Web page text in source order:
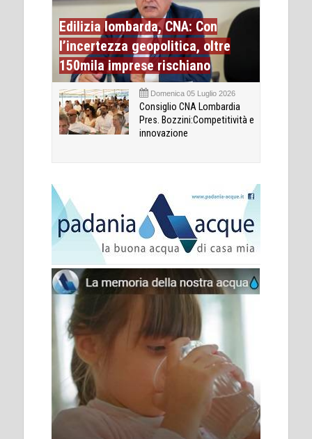
Edilizia lombarda, CNA: Con
l’incertezza geopolitica, oltre
150mila imprese rischiano
Domenica 05 Luglio 2026
Consiglio CNA Lombardia
Pres. Bozzini:Competitività e
innovazione